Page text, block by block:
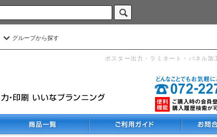
グループから探す
ポスター出力・ラミネート・パネル